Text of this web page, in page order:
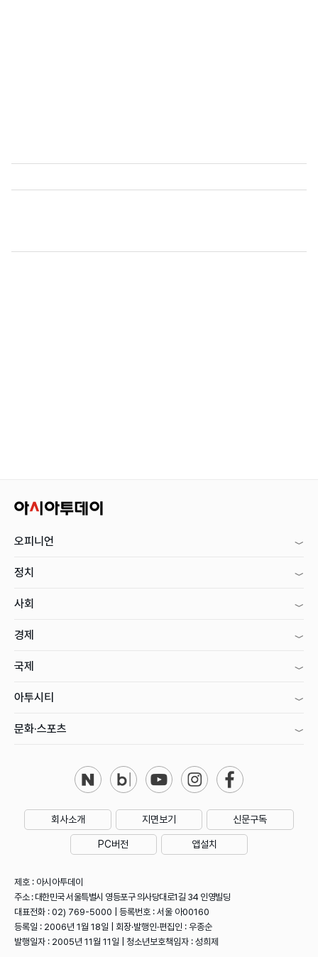
오피니언
정치
사회
경제
국제
아투시티
문화·스포츠
회사소개 지면보기 신문구독
PC버전 앱설치
제호 : 아시아투데이
주소 : 대한민국 서울특별시 영등포구 의사당대로1길 34 인영빌딩
대표전화 : 02) 769-5000 | 등록번호 : 서울 아00160
등록일 : 2006년 1월 18일 | 회장·발행인·편집인 : 우종순
발행일자 : 2005년 11월 11일 | 청소년보호책임자 : 성희제